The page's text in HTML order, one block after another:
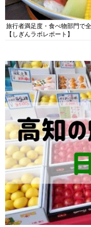
旅行者満足度・食べ物部門で
【しぎんラボレポート】